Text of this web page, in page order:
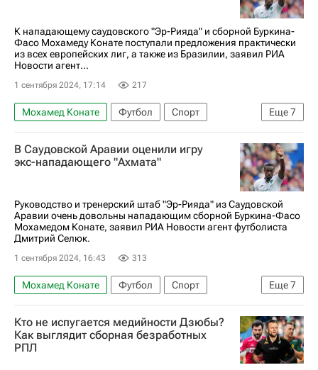
К нападающему саудовского "Эр-Рияда" и сборной Буркина-
Фасо Мохамеду Конате поступали предложения практически
из всех европейских лиг, а также из Бразилии, заявил РИА
Новости агент...
1 сентября 2024, 17:14 217
Еще7
Мохамед Конате Футбол
Спорт
Бразилия
Европа
Испания
Дмитрий Селюк
Ахмат
Эр-Рияд
В Саудовской Аравии оценили игру
экс-нападающего "Ахмата"
Руководство и тренерский штаб "Эр-Рияда" из Саудовской
Аравии очень довольны нападающим сборной Буркина-Фасо
Мохамедом Конате, заявил РИА Новости агент футболиста
Дмитрий Селюк.
1 сентября 2024, 16:43 313
Еще7
Мохамед Конате Футбол
Спорт
Саудовская Аравия
Москва
Мекка
Дмитрий Селюк
Эр-Рияд
Ахмат
Буркина-Фасо
Кто не испугается медийности Дзюбы?
Как выглядит сборная безработных
РПЛ